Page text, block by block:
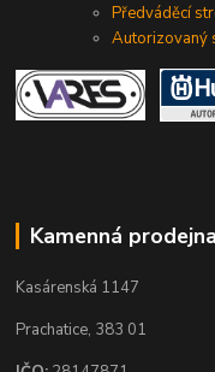
Předváděcí
Autorizovaný
Kamenná prodejna
Kasárenská 1147
Prachatice, 383 01